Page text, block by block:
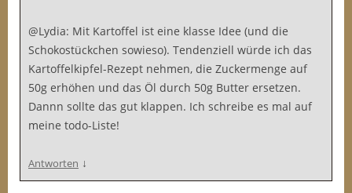
@Lydia: Mit Kartoffel ist eine klasse Idee (und die
Schokostückchen sowieso). Tendenziell würde ich das
Kartoffelkipfel-Rezept nehmen, die Zuckermenge auf
50g erhöhen und das Öl durch 50g Butter ersetzen.
Dannn sollte das gut klappen. Ich schreibe es mal auf
meine todo-Liste!
Antworten ↓